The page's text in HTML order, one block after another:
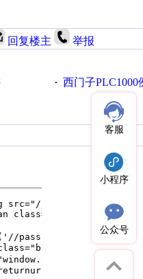
回复楼主 举报
· 西门子PLC1000
客服
小程序
公众号